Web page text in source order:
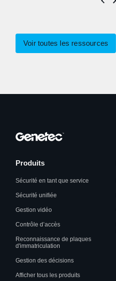
Voir toutes les ressources
Produits
Sécurité en tant que service
Sécurité unifiée
Gestion vidéo
Contrôle d’accès
Reconnaissance de plaques
d'immatriculation
Gestion des décisions
Afficher tous les produits